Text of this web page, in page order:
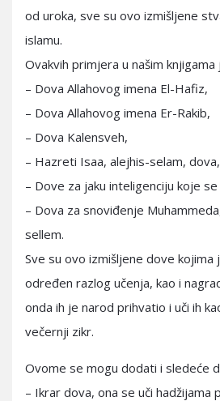
od uroka, sve su ovo izmišljene
islamu.
Ovakvih primjera u našim knjigama
– Dova Allahovog imena El-Hafiz,
– Dova Allahovog imena Er-Rakib,
– Dova Kalensveh,
– Hazreti Isaa, alejhis-selam, dova,
– Dove za jaku inteligenciju koje
– Dova za snoviđenje
sellem.
Sve su ovo izmišljene dove kojima
određen razlog učenja, kao i
onda ih je narod prihvatio i uči ih
večernji zikr.
Ovome se mogu dodati i sledeće
– Ikrar dova, ona se uči hadžijama